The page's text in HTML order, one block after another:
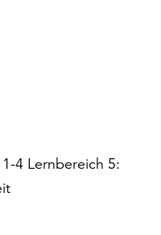
4 Lernbereich 5: